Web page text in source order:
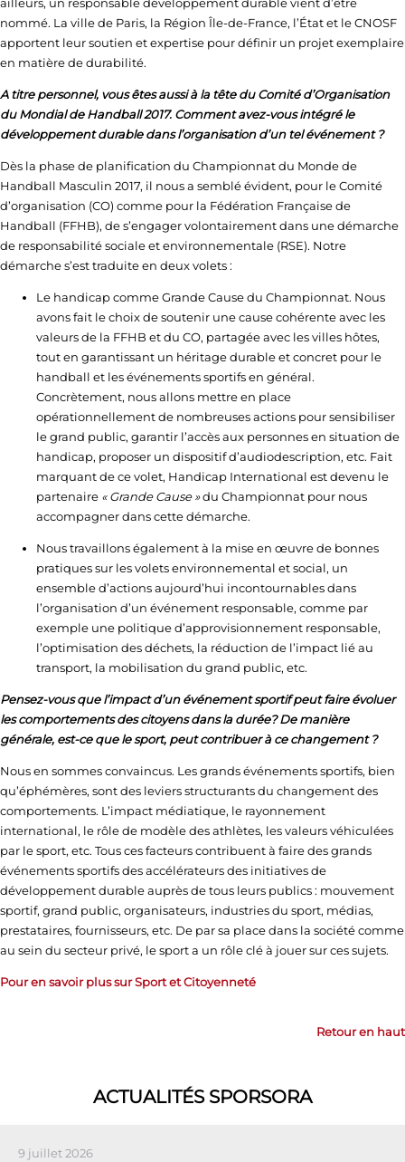
nommé. La ville de Paris, la Région Île-de-France, l’État et le CNOSF
apportent leur soutien et expertise pour définir un projet exemplaire
en matière de durabilité.
A titre personnel, vous êtes aussi à la tête du Comité d’Organisation
du Mondial de Handball 2017. Comment avez-vous intégré le
développement durable dans l’organisation d’un tel événement ?
Dès la phase de planification du Championnat du Monde de
Handball Masculin 2017, il nous a semblé évident, pour le Comité
d’organisation (CO) comme pour la Fédération Française de
Handball (FFHB), de s’engager volontairement dans une démarche
de responsabilité sociale et environnementale (RSE). Notre
démarche s’est traduite en deux volets :
Le handicap comme Grande Cause du Championnat. Nous
avons fait le choix de soutenir une cause cohérente avec les
valeurs de la FFHB et du CO, partagée avec les villes hôtes,
tout en garantissant un héritage durable et concret pour le
handball et les événements sportifs en général.
Concrètement, nous allons mettre en place
opérationnellement de nombreuses actions pour sensibiliser
le grand public, garantir l’accès aux personnes en situation de
handicap, proposer un dispositif d’audiodescription, etc. Fait
marquant de ce volet, Handicap International est devenu le
partenaire « Grande Cause »du Championnat pour nous
accompagner dans cette démarche.
Nous travaillons également à la mise en œuvre de bonnes
pratiques sur les volets environnemental et social, un
ensemble d’actions aujourd’hui incontournables dans
l’organisation d’un événement responsable, comme par
exemple une politique d’approvisionnement responsable,
l’optimisation des déchets, la réduction de l’impact lié au
transport, la mobilisation du grand public, etc.
Pensez-vous que l’impact d’un événement sportif peut faire évoluer
les comportements des citoyens dans la durée? De manière
générale, est-ce que le sport, peut contribuer à ce changement ?
Nous en sommes convaincus. Les grands événements sportifs, bien
qu’éphémères, sont des leviers structurants du changement des
comportements. L’impact médiatique, le rayonnement
international, le rôle de modèle des athlètes, les valeurs véhiculées
par le sport, etc. Tous ces facteurs contribuent à faire des grands
événements sportifs des accélérateurs des initiatives de
développement durable auprès de tous leurs publics : mouvement
sportif, grand public, organisateurs, industries du sport, médias,
prestataires, fournisseurs, etc. De par sa place dans la société comme
au sein du secteur privé, le sport a un rôle clé à jouer sur ces sujets.
Pour en savoir plus sur Sport et Citoyenneté
Retour en haut
ACTUALITÉS SPORSORA
9 juillet 2026